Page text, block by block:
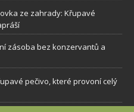
ze zahrady: Křupavé
zásoba bez konzervantů a
pečivo, které provoní celý